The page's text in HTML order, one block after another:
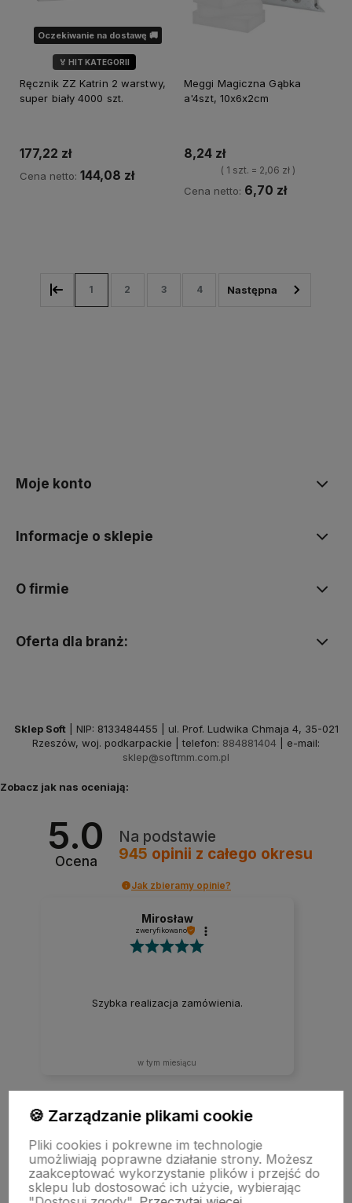
Oczekiwanie na dostawę 🚚
🏅 HIT KATEGORII
Ręcznik ZZ Katrin 2 warstwy,
super biały 4000 szt.
177,22 zł
Cena netto: 144,08 zł
Meggi Magiczna Gąbka
a'4szt, 10x6x2cm
8,24 zł
( 1 szt. = 2,06 zł )
Cena netto: 6,70 zł
1 2 3 4
Moje konto
Informacje o sklepie
O firmie
Oferta dla branż:
Sklep Soft| NIP: 8133484455 | ul. Prof. Ludwika Chmaja 4, 35-021
Rzeszów, woj. podkarpackie | telefon: 884881404 | e-mail:
sklep@softmm.com.pl
Zobacz jak nas oceniają:
5.0
Ocena
Na podstawie
945 opinii z całego okresu
Jak zbieramy opinie?
Mirosław
zweryfikowano
Szybka realizacja zamówienia.
w tym miesiącu
zebranych i zweryfikowanych przez
🍪 Zarządzanie plikami cookie
Pliki cookies i pokrewne im technologie
umożliwiają poprawne działanie strony. Możesz
zaakceptować wykorzystanie plików i przejść do
sklepu lub dostosować ich użycie, wybierając